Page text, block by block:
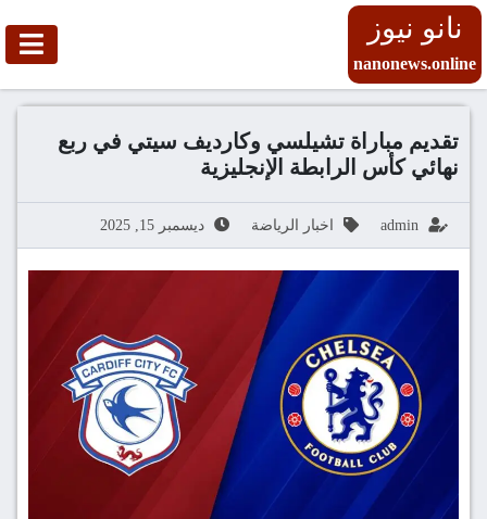
نانو نيوز
nanonews.online
تقديم مباراة تشيلسي وكارديف سيتي في ربع
نهائي كأس الرابطة الإنجليزية
admin اخبار الرياضة ديسمبر 15, 2025